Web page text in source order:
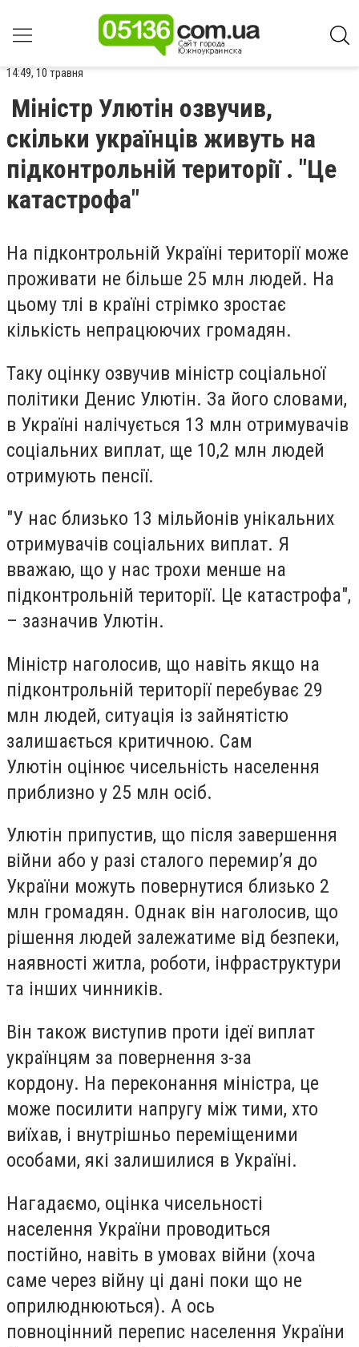
14:49, 10 травня
Міністр Улютін озвучив,
скільки українців живуть на
підконтрольній території . "Це
катастрофа"
На підконтрольній Україні території може
проживати не більше 25 млн людей. На
цьому тлі в країні стрімко зростає
кількість непрацюючих громадян.
Таку оцінку озвучив міністр соціальної
політики Денис Улютін. За його словами,
в Україні налічується 13 млн отримувачів
соціальних виплат, ще 10,2 млн людей
отримують пенсії.
"У нас близько 13 мільйонів унікальних
отримувачів соціальних виплат. Я
вважаю, що у нас трохи менше на
підконтрольній території. Це катастрофа",
– зазначив Улютін.
Міністр наголосив, що навіть якщо на
підконтрольній території перебуває 29
млн людей, ситуація із зайнятістю
залишається критичною. Сам
Улютін оцінює чисельність населення
приблизно у 25 млн осіб.
Улютін припустив, що після завершення
війни або у разі сталого перемир’я до
України можуть повернутися близько 2
млн громадян. Однак він наголосив, що
рішення людей залежатиме від безпеки,
наявності житла, роботи, інфраструктури
та інших чинників.
Він також виступив проти ідеї виплат
українцям за повернення з-за
кордону. На переконання міністра, це
може посилити напругу між тими, хто
виїхав, і внутрішньо переміщеними
особами, які залишилися в Україні.
Нагадаємо, оцінка чисельності
населення України проводиться
постійно, навіть в умовах війни (хоча
саме через війну ці дані поки що не
оприлюднюються). А ось
повноцінний перепис населення України